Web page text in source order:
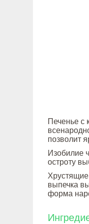
Печенье с
позволит
Изобилие
остроту
выпечка
форма